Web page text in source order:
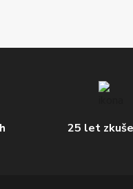
25 let